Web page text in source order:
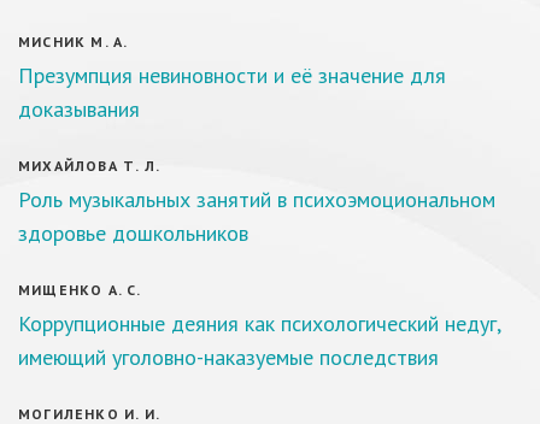
МИСНИК М. А.
Презумпция невиновности и её значение для
доказывания
МИХАЙЛОВА Т. Л.
Роль музыкальных занятий в психоэмоциональном
здоровье дошкольников
МИЩЕНКО А. С.
Коррупционные деяния как психологический недуг,
имеющий уголовно-наказуемые последствия
МОГИЛЕНКО И. И.